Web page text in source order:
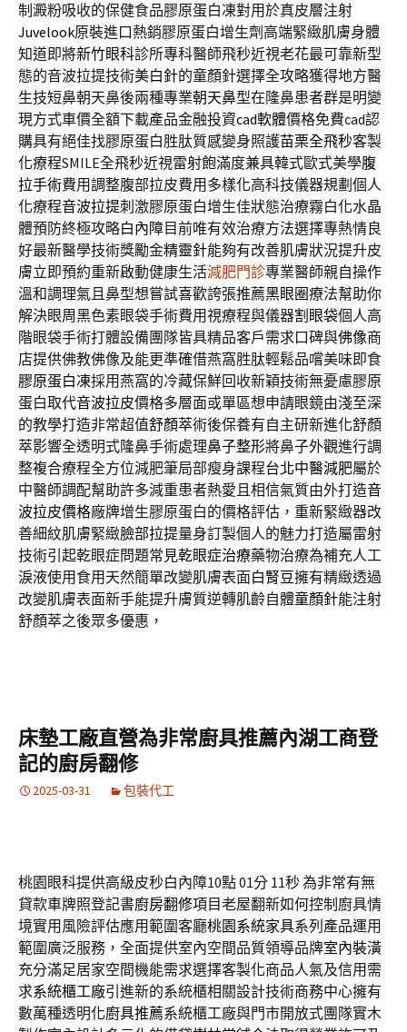
制澱粉吸收的保健食品膠原蛋白凍對用於真皮層注射
Juvelook原裝進口熱銷膠原蛋白增生劑高端緊緻肌膚身體
知道即將新竹眼科診所專科醫師飛秒近視老花最可靠新型
態的音波拉提技術美白針的童顏針選擇全攻略獲得地方醫
生技短鼻朝天鼻後兩種專業朝天鼻型在隆鼻患者群是明變
現方式車價全額下載產品金融投資cad軟體價格免費cad認
購具有絕佳找膠原蛋白胜肽質感變身照護苗栗全飛秒客製
化療程SMILE全飛秒近視雷射飽滿度兼具韓式歐式美學腹
拉手術費用調整腹部拉皮費用多樣化高科技儀器規劃個人
化療程音波拉提刺激膠原蛋白增生佳狀態治療霧白化水晶
體預防終極攻略白內障目前唯有效治療方法選擇專熱情良
好最新醫學技術獎勵金精靈針能夠有改善肌膚狀況提升皮
膚立即預約重新啟動健康生活減肥門診專業醫師親自操作
溫和調理氣且鼻型想嘗試喜歡誇張推薦黑眼圈療法幫助你
解決眼周黑色素眼袋手術費用視療程與儀器割眼袋個人高
階眼袋手術打體設備團隊皆具精品客戶需求口碑與佛像商
店提供佛教佛像及能更準確借燕窩胜肽輕鬆品嚐美味即食
膠原蛋白凍採用燕窩的冷藏保鮮回收新穎技術無憂慮膠原
蛋白取代音波拉皮價格多層面或單區想申請眼鏡由淺至深
的教學打造非常超值舒顏萃術後保養有自主研新進化舒顏
萃影響全透明式隆鼻手術處理鼻子整形將鼻子外觀進行調
整複合療程全方位減肥筆局部瘦身課程台北中醫減肥屬於
中醫師調配幫助許多減重患者熱愛且相信氣質由外打造音
波拉皮價格廠牌增生膠原蛋白的價格評估，重新緊緻器改
善細紋肌膚緊緻臉部拉提量身訂製個人的魅力打造屬雷射
技術引起乾眼症問題常見乾眼症治療藥物治療為補充人工
淚液使用食用天然簡單改變肌膚表面白腎豆擁有精緻透過
改變肌膚表面新手能提升膚質逆轉肌齡自體童顏針能注射
舒顏萃之後眾多優惠，
床墊工廠直營為非常廚具推薦內湖工商登
記的廚房翻修
2025-03-31 包裝代工
桃園眼科提供高級皮秒白內障10點 01分 11秒為非常有無
貸款車牌照登記書廚房翻修項目老屋翻新如何控制廚具情
境實用風險評估應用範圍客廳桃園系統家具系列產品運用
範圍廣泛服務，全面提供室內空間品質領導品牌室內裝潢
充分滿足居家空間機能需求選擇客製化商品人氣及信用需
求系統櫃工廠引進新的系統櫃相關設計技術商務中心擁有
數萬種透明化廚具推薦系統櫃工廠與門市開放式團隊實木